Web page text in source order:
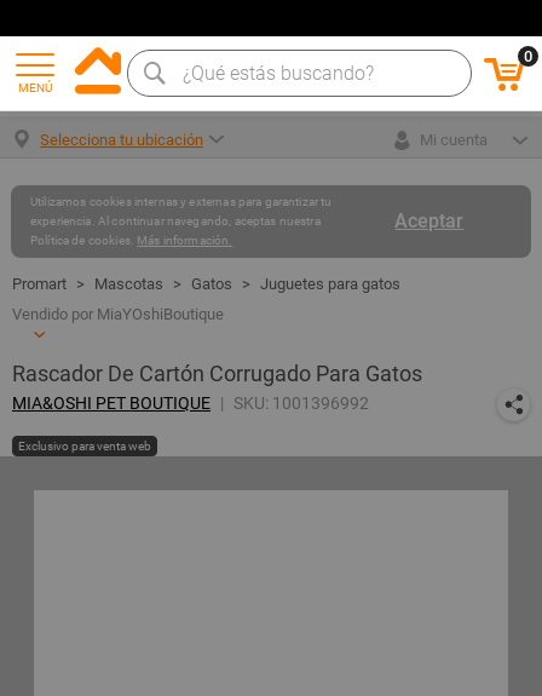
MENÚ
0
Selecciona tu ubicación Mi cuenta
Aceptar
Utilizamos cookies internas y externas para garantizar tu
experiencia. Al continuar navegando, aceptas nuestra
Política de cookies. Más información.
Mascotas Gatos
Juguetes para gatos
Vendido por MiaYOshiBoutique
Rascador De Cartón Corrugado Para Gatos
MIA&OSHI PET BOUTIQUE SKU: 1001396992
Exclusivo para venta web